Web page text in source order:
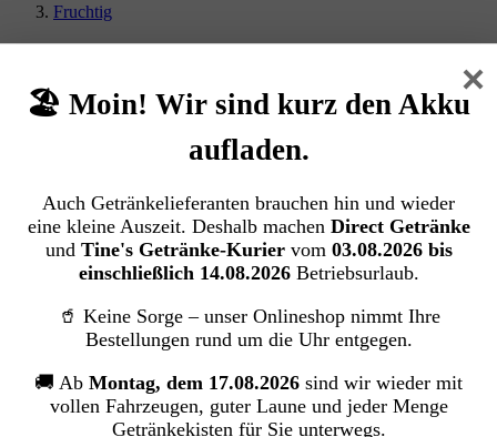
Fruchtig
EINWEG)
Danone Waters Deutschland GmbH
Bildergalerie überspringen
×
🏖️ Moin! Wir sind kurz den Akku
aufladen.
Auch Getränkelieferanten brauchen hin und wieder
eine kleine Auszeit. Deshalb machen Direct Getränke
und Tine's Getränke-Kuriervom 03.08.2026 bis
einschließlich 14.08.2026Betriebsurlaub.
🥤 Keine Sorge – unser Onlineshop nimmt Ihre
Bestellungen rund um die Uhr entgegen.
🚚 Ab Montag, dem 17.08.2026 sind wir wieder mit
vollen Fahrzeugen, guter Laune und jeder Menge
Getränkekisten für Sie unterwegs.